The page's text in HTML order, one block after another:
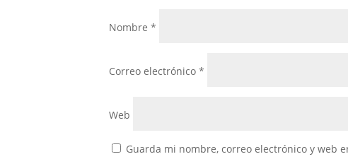
Nombre*
Correo electrónico*
Web
Guarda mi nombre, correo electrónico y web